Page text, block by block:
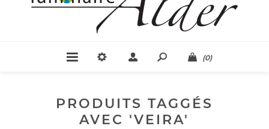
(0)
PRODUITS TAGGÉS
AVEC 'VEIRA'